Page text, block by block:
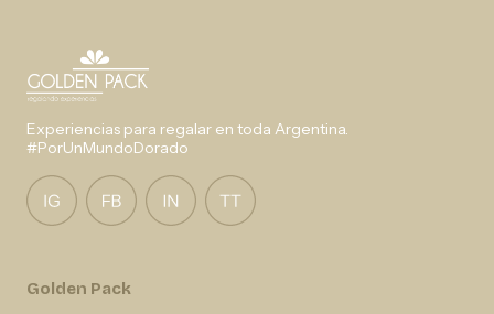
Experiencias para regalar en toda Argentina.
#PorUnMundoDorado
Golden Pack